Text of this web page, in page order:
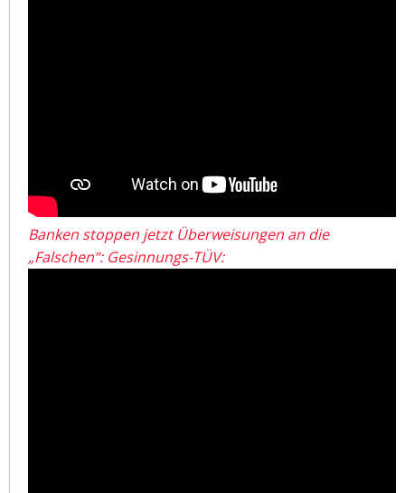
Banken stoppen jetzt Überweisungen an die
„Falschen“: Gesinnungs-TÜV: